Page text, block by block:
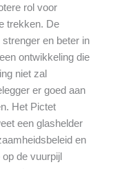
rol voor
trekken. De
en beter in
ontwikkeling die
niet zal
er goed aan
Het Pictet
een glashelder
en
de vuurpijl